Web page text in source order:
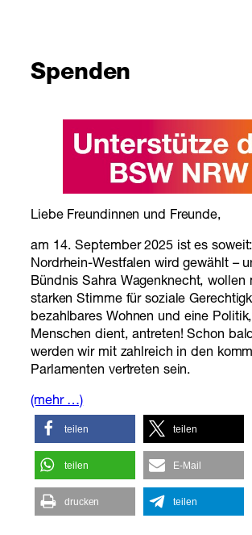
Spenden
Liebe Freundinnen und Freunde,
am 14. September 2025 ist es
Nordrhein-Westfalen wird gewählt –
Bündnis Sahra Wagenknecht, wollen
starken Stimme für soziale
bezahlbares Wohnen und eine
Menschen dient, antreten! Schon
werden wir mit zahlreich in den
Parlamenten vertreten sein.
(mehr …)
teilen teilen
teilen E-Mail
drucken teilen